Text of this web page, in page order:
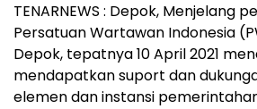
TENARNEWS : Depok, Menjelang
Persatuan Wartawan Indonesia
Depok, tepatnya 10 April 2021
mendapatkan suport dan
elemen dan instansi